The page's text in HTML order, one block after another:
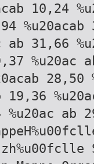
10,24
ab 31,66
%u20ac
28,50
19,36
ab